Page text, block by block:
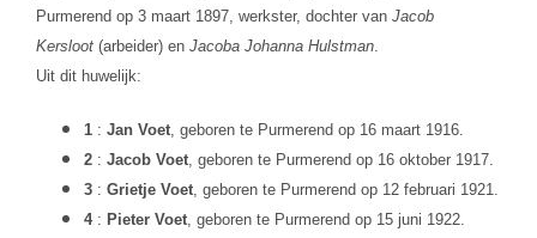
Purmerend op 3 maart 1897, werkster, dochter van Jacob
Kersloot(arbeider) en Jacoba Johanna Hulstman.
Uit dit huwelijk:
1 : Jan Voet, geboren te Purmerend op 16 maart 1916.
2 : Jacob Voet, geboren te Purmerend op 16 oktober 1917.
3 : Grietje Voet, geboren te Purmerend op 12 februari 1921.
4 : Pieter Voet, geboren te Purmerend op 15 juni 1922.